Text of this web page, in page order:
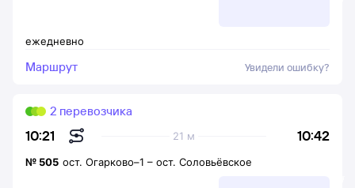
ежедневно
Маршрут Увидели ошибку?
10:21 10:42
21 м
2 перевозчика
№ 505 ост. Огарково–1 – ост. Соловьёвское